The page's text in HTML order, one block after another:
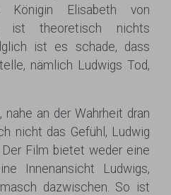
Elisabeth von
ist theoretisch nichts
ist es schade, dass
nämlich Ludwigs Tod,
nahe an der Wahrheit dran
nicht das Gefühl, Ludwig
Film bietet weder eine
Innenansicht Ludwigs,
dazwischen. So ist